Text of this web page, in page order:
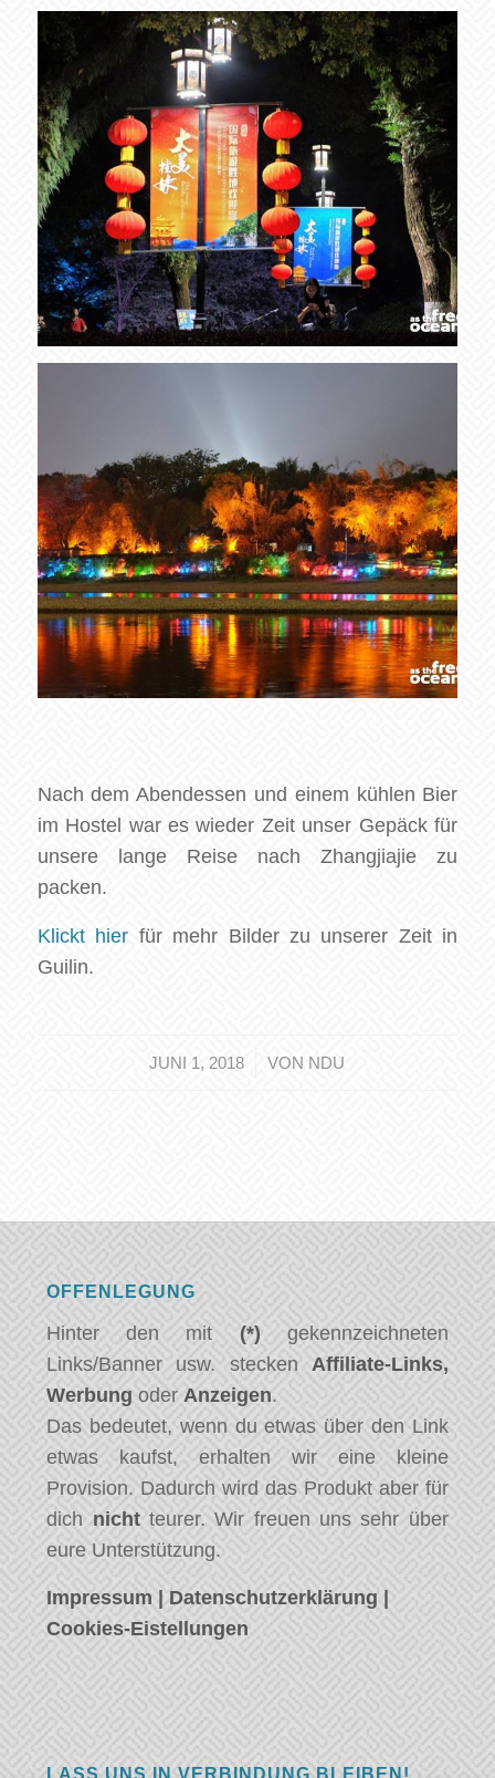
Nach dem Abendessen und einem kühlen Bier
im Hostel war es wieder Zeit unser Gepäck für
unsere lange Reise nach Zhangjiajie zu
packen.
Klickt hier für mehr Bilder zu unserer Zeit in
Guilin.
JUNI 1, 2018
/ VON NDU
OFFENLEGUNG
Hinter den mit (*) gekennzeichneten
Links/Banner usw. stecken Affiliate-Links,
Werbung oder Anzeigen.
Das bedeutet, wenn du etwas über den Link
etwas kaufst, erhalten wir eine kleine
Provision. Dadurch wird das Produkt aber für
dich nichtteurer. Wir freuen uns sehr über
eure Unterstützung.
Impressum Datenschutzerklärung
Cookies-Eistellungen